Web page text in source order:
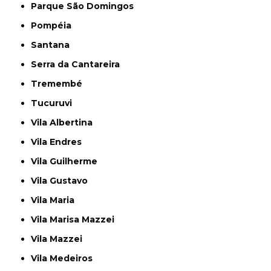
Parque São Domingos
Pompéia
Santana
Serra da Cantareira
Tremembé
Tucuruvi
Vila Albertina
Vila Endres
Vila Guilherme
Vila Gustavo
Vila Maria
Vila Marisa Mazzei
Vila Mazzei
Vila Medeiros